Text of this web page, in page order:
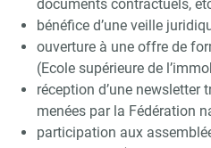
documents contractuels,
bénéfice d’une veille
ouverture à une offre de
(Ecole supérieure de
réception d’une
menées par la Fédération
participation aux